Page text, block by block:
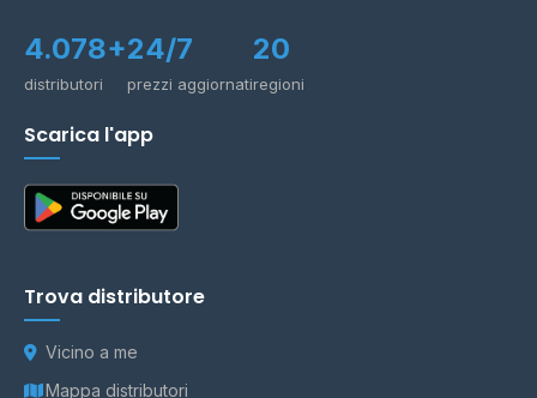
4.078+
distributori
24/7
prezzi aggiornati
20
regioni
Scarica l'app
Trova distributore
Vicino a me
Mappa distributori